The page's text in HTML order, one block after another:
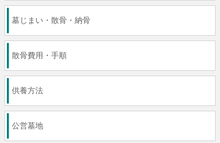
墓じまい・散骨・納骨
散骨費用・手順
供養方法
公営墓地